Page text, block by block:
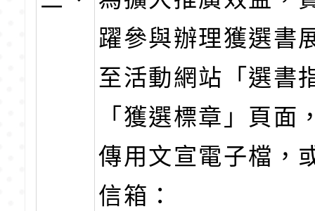
躍參與辦理獲選書
至活動網站「選書
「獲選標章」頁面
傳用文宣電子檔，
信箱：